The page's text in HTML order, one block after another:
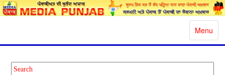
Toggle
Menu